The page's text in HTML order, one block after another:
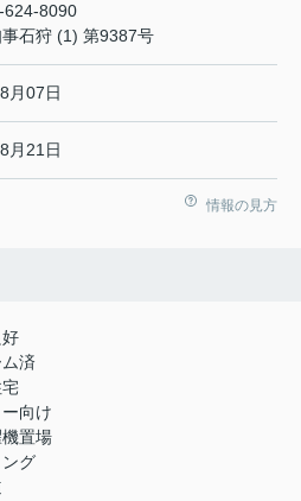
624-8090
石狩 (1) 第9387号
月07日
月21日
情報の見方
ム済
向け
置場
グ